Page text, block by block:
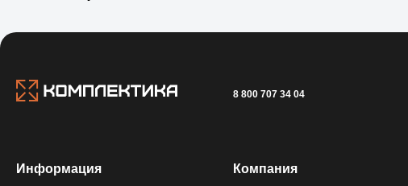
8 800 707 34 04
Информация Компания